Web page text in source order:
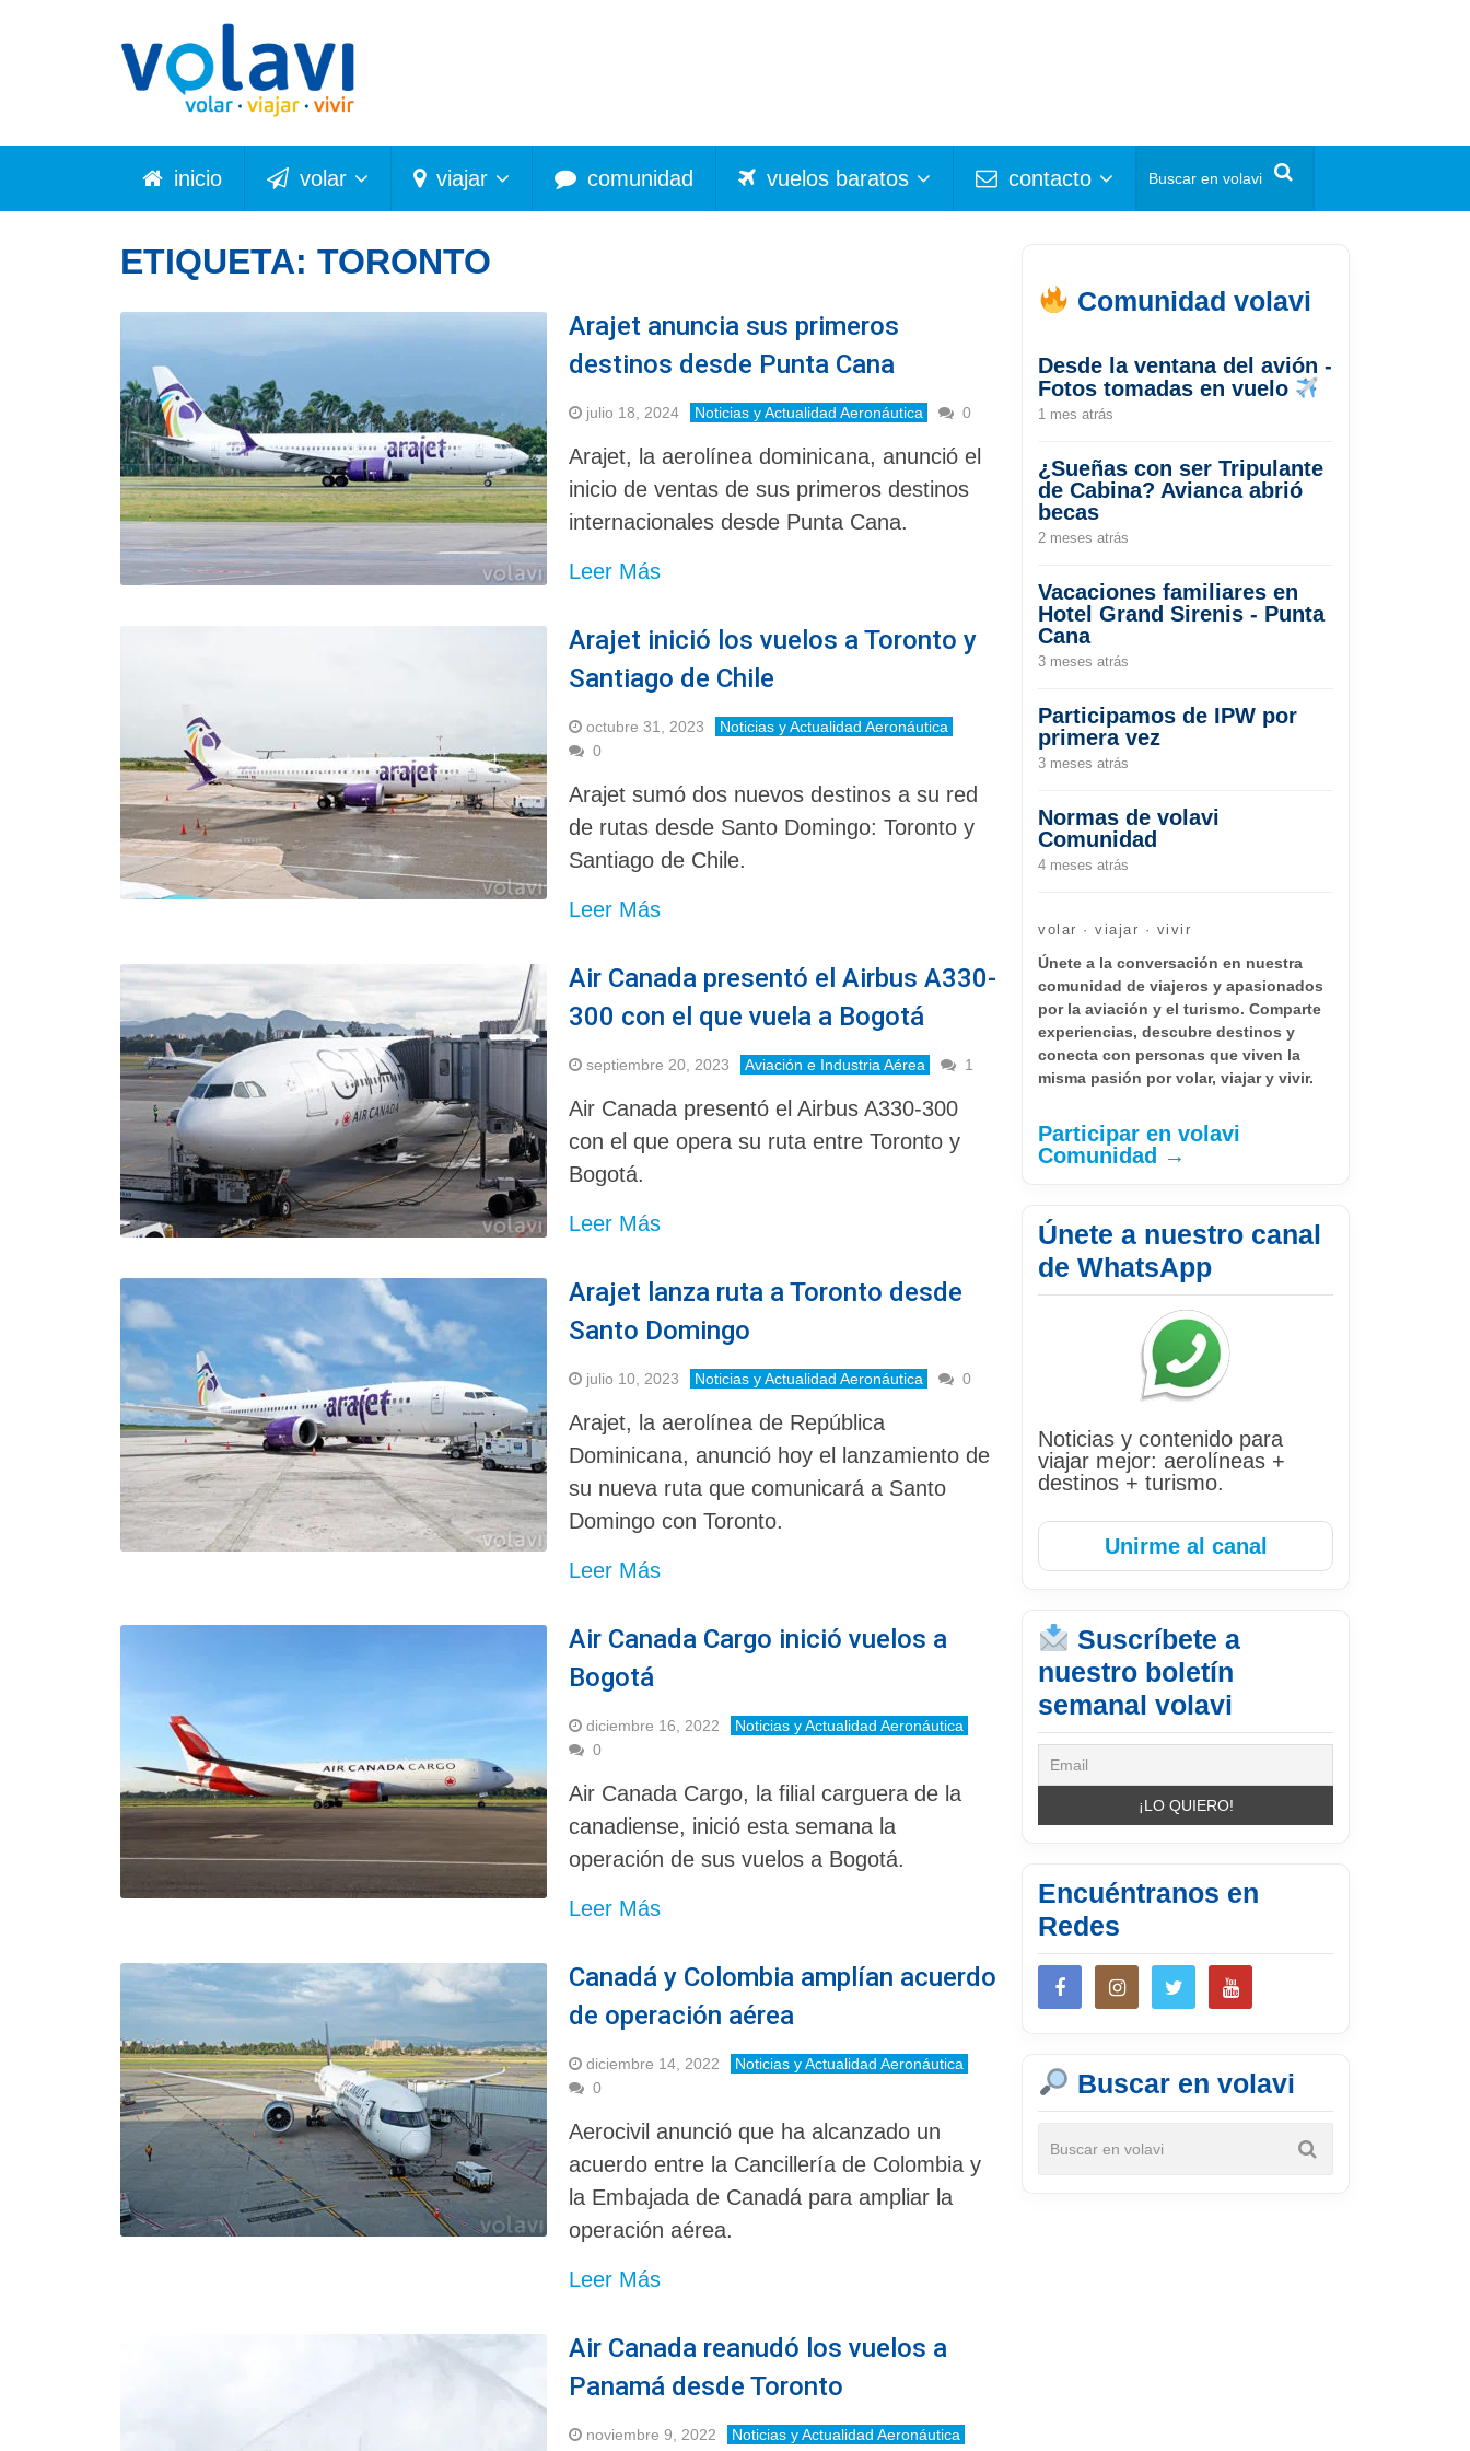
inicio volar viajar comunidad vuelos baratos contacto
ETIQUETA: TORONTO
Arajet anuncia sus primeros
destinos desde Punta Cana
julio 18, 2024 Noticias y Actualidad Aeronáutica 0
Arajet, la aerolínea dominicana, anunció el
inicio de ventas de sus primeros destinos
internacionales desde Punta Cana.
Leer Más
Arajet inició los vuelos a Toronto y
Santiago de Chile
octubre 31, 2023
Noticias y Actualidad Aeronáutica
0
Arajet sumó dos nuevos destinos a su red
de rutas desde Santo Domingo: Toronto y
Santiago de Chile.
Leer Más
Air Canada presentó el Airbus A330-
300 con el que vuela a Bogotá
septiembre 20, 2023 Aviación e Industria Aérea 1
Air Canada presentó el Airbus A330-300
con el que opera su ruta entre Toronto y
Bogotá.
Leer Más
Arajet lanza ruta a Toronto desde
Santo Domingo
julio 10, 2023 Noticias y Actualidad Aeronáutica 0
Arajet, la aerolínea de República
Dominicana, anunció hoy el lanzamiento de
su nueva ruta que comunicará a Santo
Domingo con Toronto.
Leer Más
Air Canada Cargo inició vuelos a
Bogotá
diciembre 16, 2022
Noticias y Actualidad Aeronáutica
0
Air Canada Cargo, la filial carguera de la
canadiense, inició esta semana la
operación de sus vuelos a Bogotá.
Leer Más
Canadá y Colombia amplían acuerdo
de operación aérea
diciembre 14, 2022
Noticias y Actualidad Aeronáutica
0
Aerocivil anunció que ha alcanzado un
acuerdo entre la Cancillería de Colombia y
la Embajada de Canadá para ampliar la
operación aérea.
Leer Más
Air Canada reanudó los vuelos a
Panamá desde Toronto
noviembre 9, 2022
Noticias y Actualidad Aeronáutica
Comunidad volavi
Desde la ventana del avión -
Fotos tomadas en vuelo
1 mes atrás
¿Sueñas con ser Tripulante
de Cabina? Avianca abrió
becas
2 meses atrás
Vacaciones familiares en
Hotel Grand Sirenis - Punta
Cana
3 meses atrás
Participamos de IPW por
primera vez
3 meses atrás
Normas de volavi
Comunidad
4 meses atrás
volar · viajar · vivir
Únete a la conversación en nuestra
comunidad de viajeros y apasionados
por la aviación y el turismo. Comparte
experiencias, descubre destinos y
conecta con personas que viven la
misma pasión por volar, viajar y vivir.
Participar en volavi
Comunidad →
Únete a nuestro canal
de WhatsApp
Noticias y contenido para
viajar mejor: aerolíneas +
destinos + turismo.
Unirme al canal
Suscríbete a
nuestro boletín
semanal volavi
Encuéntranos en
Redes
Buscar en volavi